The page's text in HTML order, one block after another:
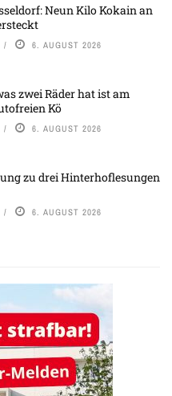
Neun Kilo Kokain an
6. AUGUST 2026
zwei Räder hat ist am
Kö
6. AUGUST 2026
zu drei Hinterhoflesungen
6. AUGUST 2026